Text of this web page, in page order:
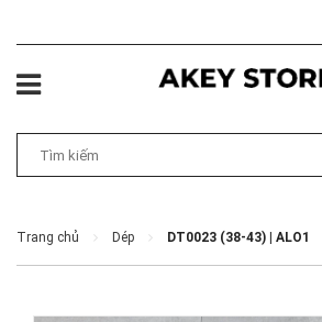
Trang chủ Dép DT0023 (38-43) | ALO1